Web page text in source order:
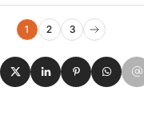
1 2 3
Pagina successiva
su Facebook
Condividi su X
Condividi su
Condividi su